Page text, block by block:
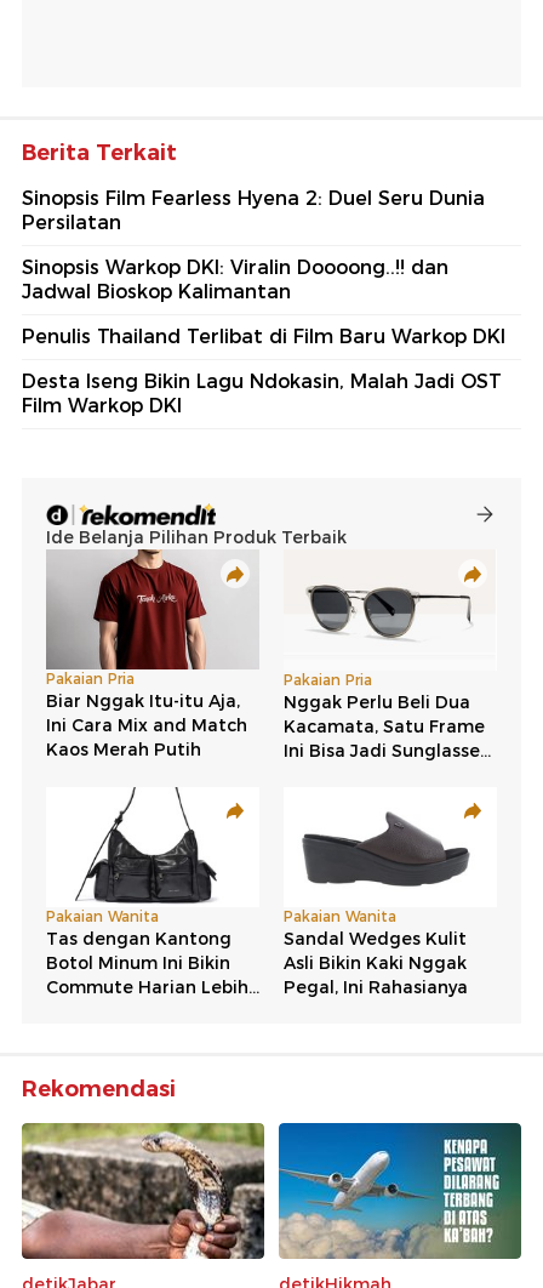
Berita Terkait
Sinopsis Film Fearless Hyena 2: Duel Seru Dunia
Persilatan
Sinopsis Warkop DKI: Viralin Doooong..!! dan
Jadwal Bioskop Kalimantan
Penulis Thailand Terlibat di Film Baru Warkop DKI
Desta Iseng Bikin Lagu Ndokasin, Malah Jadi OST
Film Warkop DKI
Rekomendasi